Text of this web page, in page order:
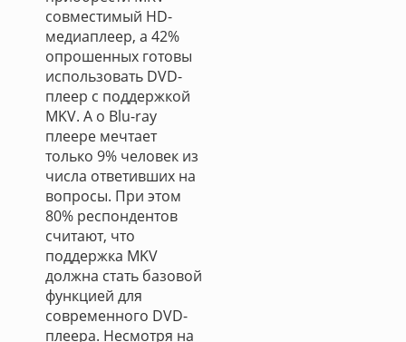
совместимый HD-
медиаплеер, а 42%
опрошенных готовы
использовать DVD-
плеер с поддержкой
MKV. А о Blu-ray
плеере мечтает
только 9% человек из
числа ответивших на
вопросы. При этом
80% респондентов
считают, что
поддержка MKV
должна стать базовой
функцией для
современного DVD-
плеера. Несмотря на